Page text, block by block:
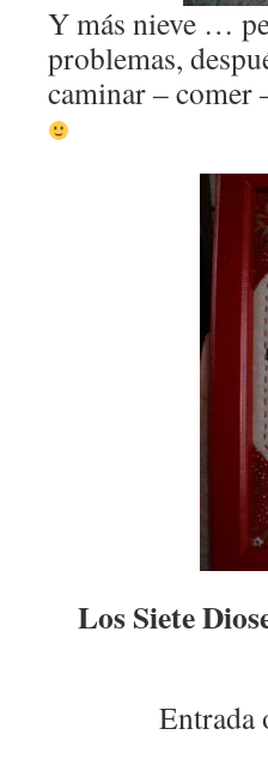
Y más nieve …
problemas,
caminar – comer
Los Siete
Entrada